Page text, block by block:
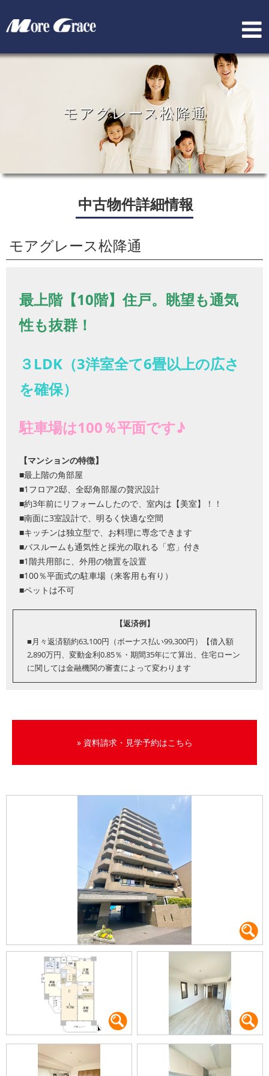
モアグレース松降通
中古物件詳細情報
モアグレース松降通
最上階【10階】住戸。眺望も通気
性も抜群！
３LDK（3洋室全て6畳以上の広さ
を確保）
駐車場は100％平面です♪
【マンションの特徴】
■最上階の角部屋
■1フロア2邸、全邸角部屋の贅沢設計
■約3年前にリフォームしたので、室内は【美室】！！
■南面に3室設計で、明るく快適な空間
■キッチンは独立型で、お料理に専念できます
■バスルームも通気性と採光の取れる「窓」付き
■1階共用部に、外用の物置を設置
■100％平面式の駐車場（来客用も有り）
■ペットは不可
【返済例】
■月々返済額約63,100円（ボーナス払い99,300円）【借入額
2,890万円、変動金利0.85％・期間35年にて算出、住宅ローン
に関しては金融機関の審査によって変わります
» 資料請求・見学予約はこちら